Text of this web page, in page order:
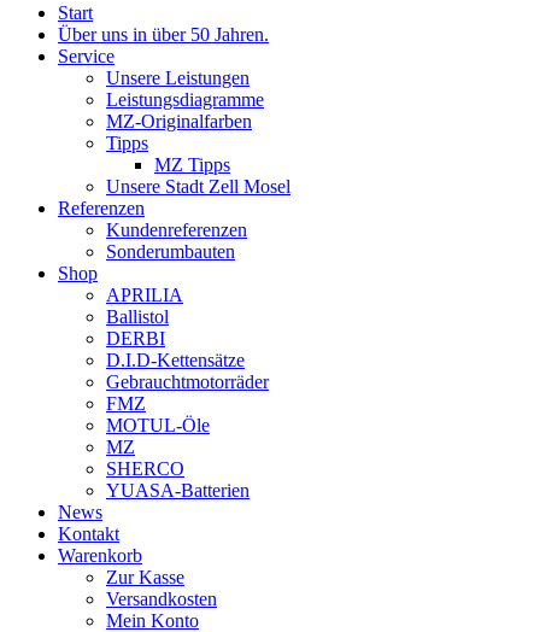
Start
Über uns in über 50 Jahren.
Service
Unsere Leistungen
Leistungsdiagramme
MZ-Originalfarben
Tipps
MZ Tipps
Unsere Stadt Zell Mosel
Referenzen
Kundenreferenzen
Sonderumbauten
Shop
APRILIA
Ballistol
DERBI
D.I.D-Kettensätze
Gebrauchtmotorräder
FMZ
MOTUL-Öle
MZ
SHERCO
YUASA-Batterien
News
Kontakt
Warenkorb
Zur Kasse
Versandkosten
Mein Konto